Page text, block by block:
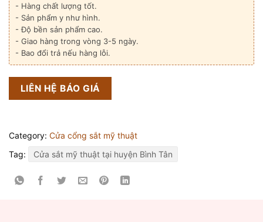
- Hàng chất lượng tốt.
- Sản phẩm y như hình.
- Độ bền sản phẩm cao.
- Giao hàng trong vòng 3-5 ngày.
- Bao đổi trả nếu hàng lỗi.
LIÊN HỆ BÁO GIÁ
Category: Cửa cổng sắt mỹ thuật
Tag:
Cửa sắt mỹ thuật tại huyện Bình Tân